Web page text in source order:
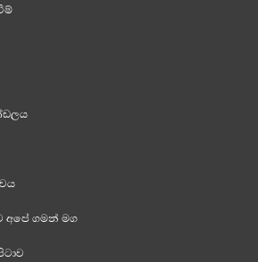
අපේ ගමන් මග